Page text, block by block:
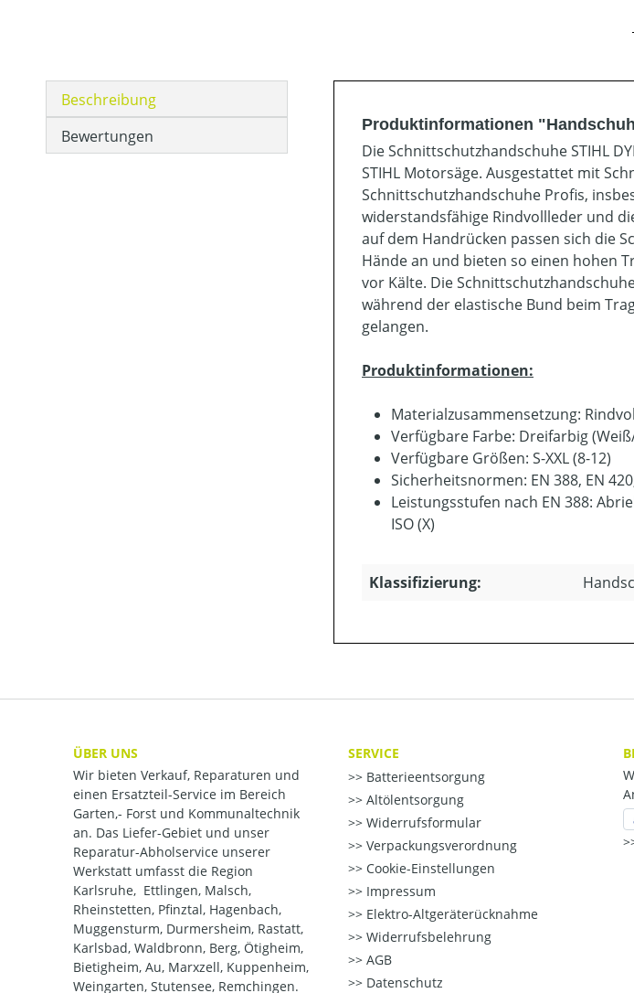
Beschreibung
Bewertungen
Produktinformationen
Die Schnittschutzhandschuhe STIHL
STIHL Motorsäge. Ausgestattet mit
Schnittschutzhandschuhe Profis,
widerstandsfähige Rindvollleder und
auf dem Handrücken passen sich die
Hände an und bieten so einen hohen
vor Kälte. Die
während der elastische Bund beim
gelangen.
Produktinformationen:
Materialzusammensetzung:
Verfügbare Farbe: Dreifarbig
Verfügbare Größen: S-XXL (8-12)
Sicherheitsnormen: EN 388, EN
Leistungsstufen nach EN 388:
ISO (X)
Klassifizierung:
ÜBER UNS
Wir bieten Verkauf, Reparaturen und
einen Ersatzteil-Service im Bereich
Garten,- Forst und Kommunaltechnik
an. Das Liefer-Gebiet und unser
Reparatur-Abholservice unserer
Werkstatt umfasst die Region
Karlsruhe, Ettlingen, Malsch,
Rheinstetten, Pfinztal, Hagenbach,
Muggensturm, Durmersheim, Rastatt,
Karlsbad, Waldbronn, Berg, Ötigheim,
Bietigheim, Au, Marxzell, Kuppenheim,
Weingarten, Stutensee, Remchingen.
SERVICE
Batterieentsorgung
Altölentsorgung
Widerrufsformular
Verpackungsverordnung
Cookie-Einstellungen
Impressum
Elektro-Altgeräterücknahme
Widerrufsbelehrung
AGB
Datenschutz